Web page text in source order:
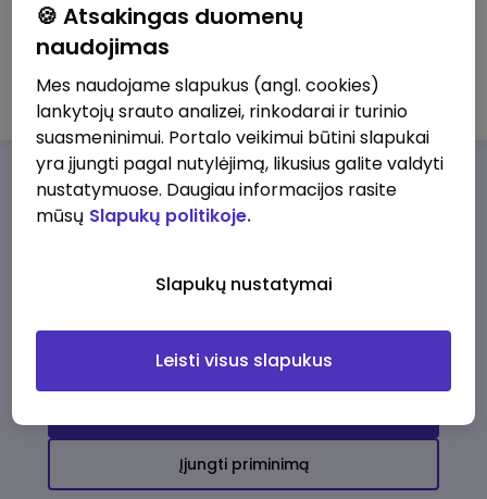
V.MISEVIČIAUS I.Į. "LORESTA"
Darbo pasiūlymaiApie musPrivalumai
darbo pasiūlymų
Įjungti priminimą
🍪 Atsakingas duomenų
naudojimas
Mes naudojame slapukus (angl. cookies)
lankytojų srauto analizei, rinkodarai ir turinio
suasmeninimui. Portalo veikimui būtini slapukai
yra įjungti pagal nutylėjimą, likusius galite valdyti
nustatymuose. Daugiau informacijos rasite
mūsų Slapukų politikoje.
Slapukų nustatymai
Leisti visus slapukus